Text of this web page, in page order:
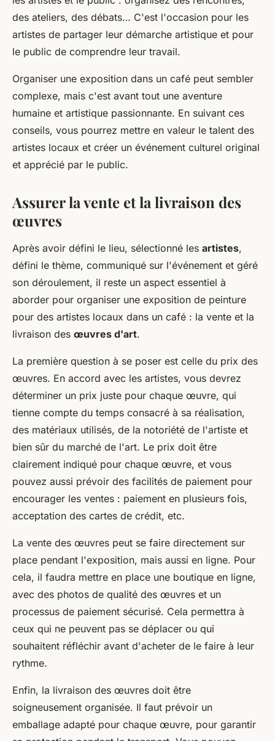
des ateliers, des débats… C'est l'occasion pour les
artistes de partager leur démarche artistique et pour
le public de comprendre leur travail.
Organiser une exposition dans un café peut sembler
complexe, mais c'est avant tout une aventure
humaine et artistique passionnante. En suivant ces
conseils, vous pourrez mettre en valeur le talent des
artistes locaux et créer un événement culturel original
et apprécié par le public.
Assurer la vente et la livraison des
œuvres
Après avoir défini le lieu, sélectionné les artistes,
défini le thème, communiqué sur l'événement et géré
son déroulement, il reste un aspect essentiel à
aborder pour organiser une exposition de peinture
pour des artistes locaux dans un café : la vente et la
livraison des œuvres d'art.
La première question à se poser est celle du prix des
œuvres. En accord avec les artistes, vous devrez
déterminer un prix juste pour chaque œuvre, qui
tienne compte du temps consacré à sa réalisation,
des matériaux utilisés, de la notoriété de l'artiste et
bien sûr du marché de l'art. Le prix doit être
clairement indiqué pour chaque œuvre, et vous
pouvez aussi prévoir des facilités de paiement pour
encourager les ventes : paiement en plusieurs fois,
acceptation des cartes de crédit, etc.
La vente des œuvres peut se faire directement sur
place pendant l'exposition, mais aussi en ligne. Pour
cela, il faudra mettre en place une boutique en ligne,
avec des photos de qualité des œuvres et un
processus de paiement sécurisé. Cela permettra à
ceux qui ne peuvent pas se déplacer ou qui
souhaitent réfléchir avant d'acheter de le faire à leur
rythme.
Enfin, la livraison des œuvres doit être
soigneusement organisée. Il faut prévoir un
emballage adapté pour chaque œuvre, pour garantir